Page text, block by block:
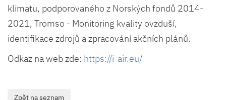
klimatu, podporovaného z Norských fondů 2014-
2021, Tromso - Monitoring kvality ovzduší,
identifikace zdrojů a zpracování akčních plánů.
Odkaz na web zde: https://i-air.eu/